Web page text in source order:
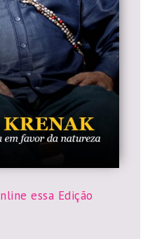
essa Edição